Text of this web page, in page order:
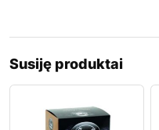
Susiję produktai